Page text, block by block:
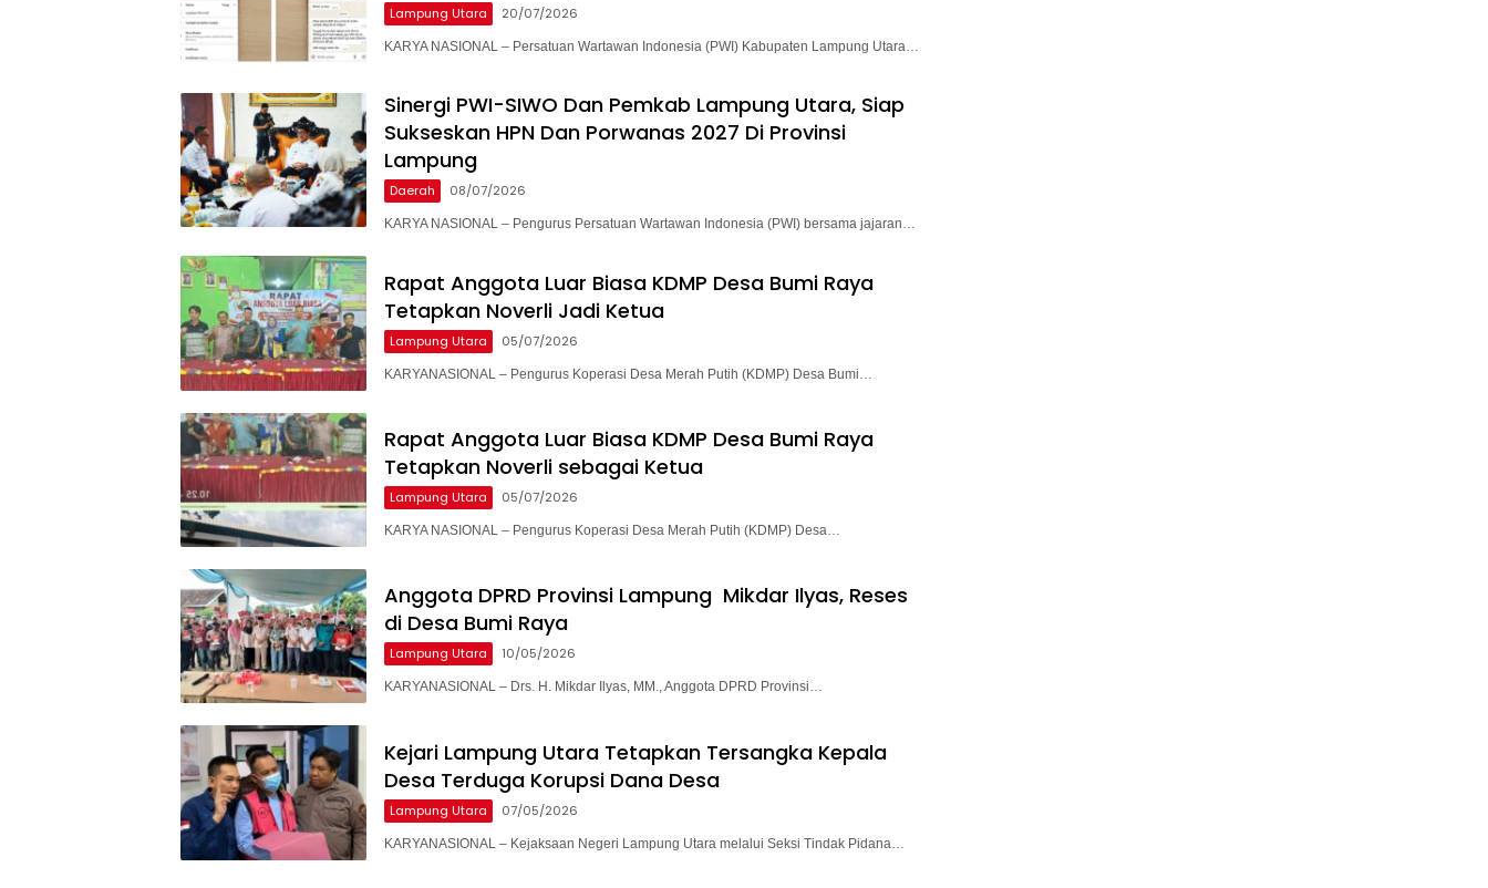
Lampung Utara 20/07/2026
KARYA NASIONAL – Persatuan Wartawan Indonesia (PWI) Kabupaten Lampung Utara…
Sinergi PWI-SIWO Dan Pemkab Lampung Utara, Siap
Sukseskan HPN Dan Porwanas 2027 Di Provinsi
Lampung
Daerah 08/07/2026
KARYA NASIONAL – Pengurus Persatuan Wartawan Indonesia (PWI) bersama jajaran…
Rapat Anggota Luar Biasa KDMP Desa Bumi Raya
Tetapkan Noverli Jadi Ketua
Lampung Utara 05/07/2026
KARYANASIONAL – Pengurus Koperasi Desa Merah Putih (KDMP) Desa Bumi…
Rapat Anggota Luar Biasa KDMP Desa Bumi Raya
Tetapkan Noverli sebagai Ketua
Lampung Utara 05/07/2026
KARYA NASIONAL – Pengurus Koperasi Desa Merah Putih (KDMP) Desa…
Anggota DPRD Provinsi Lampung Mikdar Ilyas, Reses
di Desa Bumi Raya
Lampung Utara 10/05/2026
KARYANASIONAL – Drs. H. Mikdar Ilyas, MM., Anggota DPRD Provinsi…
‎Kejari Lampung Utara Tetapkan Tersangka Kepala
Desa Terduga Korupsi Dana Desa
Lampung Utara 07/05/2026
KARYANASIONAL – Kejaksaan Negeri Lampung Utara melalui Seksi Tindak Pidana…